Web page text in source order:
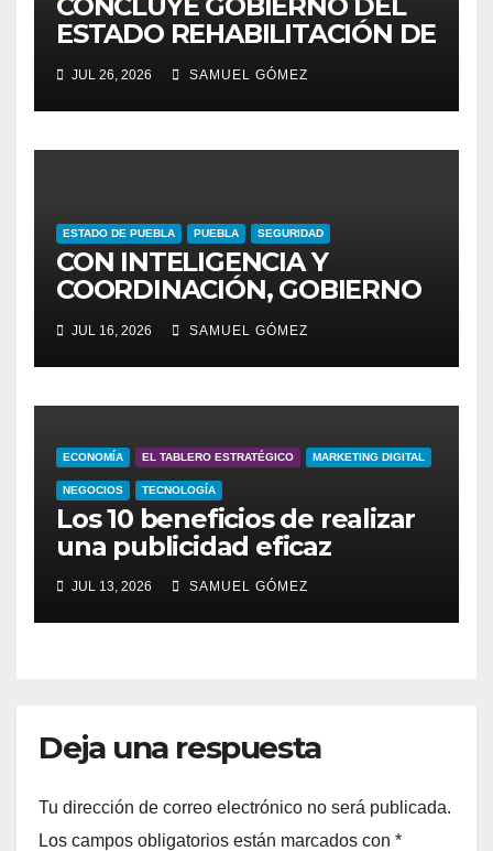
ESTADO REHABILITACIÓN DE
CUATRO AVENIDAS DEL
PROGRAMA DE
PAVIMENTACIÓN 2026
JUL 26, 2026 SAMUEL GÓMEZ
ESTADO DE PUEBLA PUEBLA SEGURIDAD
CON INTELIGENCIA Y
COORDINACIÓN, GOBIERNO
DEL ESTADO GARANTIZA
SEGURIDAD EN VÍA
ATLIXCÁYOTL
JUL 16, 2026 SAMUEL GÓMEZ
ECONOMÍA EL TABLERO ESTRATÉGICO MARKETING DIGITAL
NEGOCIOS TECNOLOGÍA
Los 10 beneficios de realizar
una publicidad eficaz
JUL 13, 2026 SAMUEL GÓMEZ
Deja una respuesta
Tu dirección de correo electrónico no será publicada.
Los campos obligatorios están marcados con *